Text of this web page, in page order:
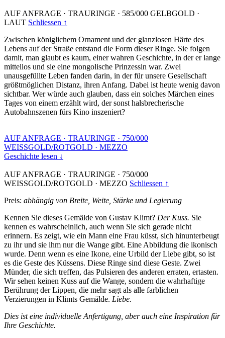
AUF ANFRAGE · TRAURINGE · 585/000 GELBGOLD ·
LAUT Schliessen ↑
Zwischen königlichem Ornament und der glanzlosen Härte des
Lebens auf der Straße entstand die Form dieser Ringe. Sie folgen
damit, man glaubt es kaum, einer wahren Geschichte, in der er lange
mittellos und sie eine mongolische Prinzessin war. Zwei
unausgefüllte Leben fanden darin, in der für unsere Gesellschaft
größtmöglichen Distanz, ihren Anfang. Dabei ist heute wenig davon
sichtbar. Wer würde auch glauben, dass ein solches Märchen eines
Tages von einem erzählt wird, der sonst halsbrecherische
Autobahnszenen fürs Kino inszeniert?
AUF ANFRAGE · TRAURINGE · 750/000
WEISSGOLD/ROTGOLD · MEZZO
Geschichte lesen ↓
AUF ANFRAGE · TRAURINGE · 750/000
WEISSGOLD/ROTGOLD · MEZZO Schliessen ↑
Preis: abhängig von Breite, Weite, Stärke und Legierung
Kennen Sie dieses Gemälde von Gustav Klimt? Der Kuss. Sie
kennen es wahrscheinlich, auch wenn Sie sich gerade nicht
erinnern. Es zeigt, wie ein Mann eine Frau küsst, sich hinunterbeugt
zu ihr und sie ihm nur die Wange gibt. Eine Abbildung die ikonisch
wurde. Denn wenn es eine Ikone, eine Urbild der Liebe gibt, so ist
es die Geste des Küssens. Diese Ringe sind diese Geste. Zwei
Münder, die sich treffen, das Pulsieren des anderen erraten, ertasten.
Wir sehen keinen Kuss auf die Wange, sondern die wahrhaftige
Berührung der Lippen, die mehr sagt als alle farblichen
Verzierungen in Klimts Gemälde. Liebe.
Dies ist eine individuelle Anfertigung, aber auch eine Inspiration für
Ihre Geschichte.